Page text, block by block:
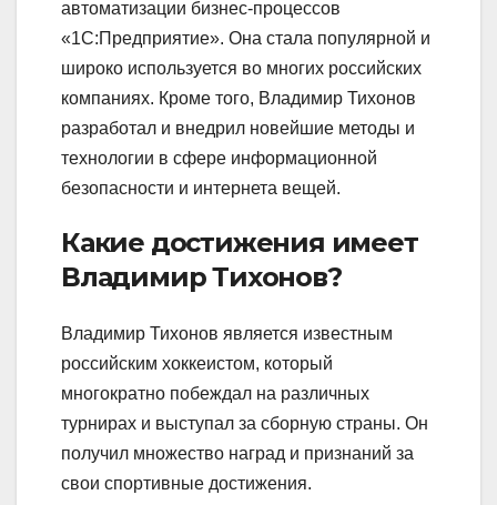
автоматизации бизнес-процессов
«1C:Предприятие». Она стала популярной и
широко используется во многих российских
компаниях. Кроме того, Владимир Тихонов
разработал и внедрил новейшие методы и
технологии в сфере информационной
безопасности и интернета вещей.
Какие достижения имеет
Владимир Тихонов?
Владимир Тихонов является известным
российским хоккеистом, который
многократно побеждал на различных
турнирах и выступал за сборную страны. Он
получил множество наград и признаний за
свои спортивные достижения.